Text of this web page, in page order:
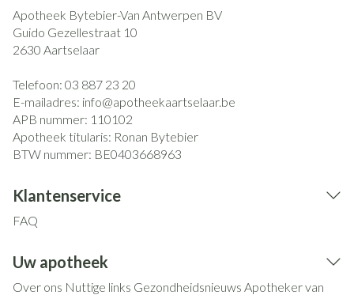
Apotheek Bytebier-Van Antwerpen BV
Guido Gezellestraat 10
2630 Aartselaar
Telefoon: 03 887 23 20
E-mailadres: info@apotheekaartselaar.be
APB nummer: 110102
Apotheek titularis: Ronan Bytebier
BTW nummer: BE0403668963
Klantenservice
FAQ
Uw apotheek
Over ons Nuttige links Gezondheidsnieuws Apotheker van